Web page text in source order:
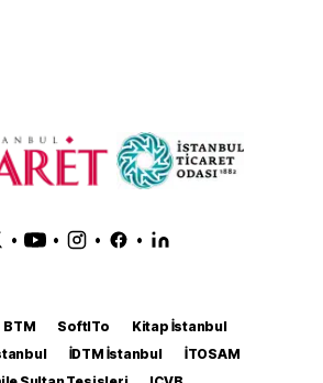
• • • •
BTM SoftITo
Kitap İstanbul
İDTM İstanbul
İTOSAM